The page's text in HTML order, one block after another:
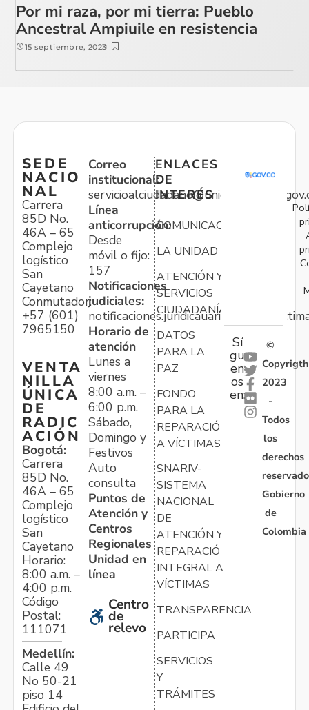
Por mi raza, por mi tierra: Pueblo
Ancestral Ampiuile en resistencia
15 septiembre, 2023
SEDE
NACIO
NAL
Carrera
85D No.
46A – 65
Complejo
logístico
San
Cayetano
Conmutador:
+57 (601)
7965150
VENTA
NILLA
ÚNICA
DE
RADIC
ACIÓN
Bogotá:
Carrera
85D No.
46A – 65
Complejo
logístico
San
Cayetano
Horario:
8:00 a.m. –
4:00 p.m.
Código
Postal:
111071
Medellín:
Calle 49
No 50-21
piso 14
Correo
institucional:
Línea
anticorrupción:
Desde
móvil o fijo:
157
Notificaciones
judiciales:
Horario de
atención
Lunes a
viernes
8:00 a.m. –
6:00 p.m.
Sábado,
Domingo y
Festivos
Auto
consulta
Puntos de
Atención y
Centros
Regionales
Unidad en
línea
Centro
de
relevo
ENLACES
DE
INTERÉS
COMUNICACIONES
LA UNIDAD
ATENCIÓN Y
SERVICIOS
CIUDADANÍA
DATOS
PARA LA
PAZ
FONDO
PARA LA
REPARACIÓN
A VÍCTIMAS
SNARIV-
SISTEMA
NACIONAL
DE
ATENCIÓN Y
REPARACIÓN
INTEGRAL A
VÍCTIMAS
TRANSPARENCIA
PARTICIPA
SERVICIOS
Y
TRÁMITES
Sí
gu
en
os
en:
©
Copyrigth
2023
-
Todos
los
derechos
Gobierno
de
Colombia